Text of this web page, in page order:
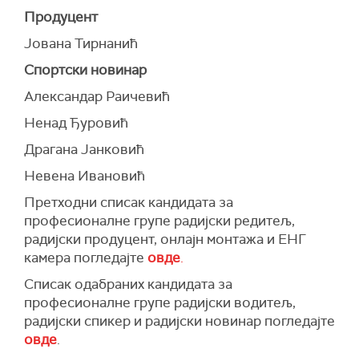
Продуцент
Јована Тирнанић
Спортски новинар
Александар Раичевић
Ненад Ђуровић
Драгана Јанковић
Невена Ивановић
Претходни списак кандидата за
професионалне групе радијски редитељ,
радијски продуцент, онлајн монтажа и ЕНГ
камера погледајте овде.
Списак одабраних кандидата за
професионалне групе радијски водитељ,
радијски спикер и радијски новинар погледајте
овде.